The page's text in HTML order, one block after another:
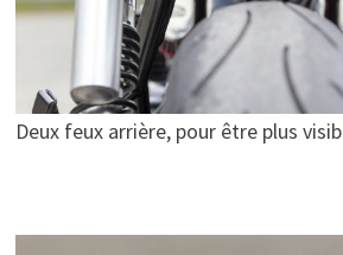
Deux feux arrière, pour être plus